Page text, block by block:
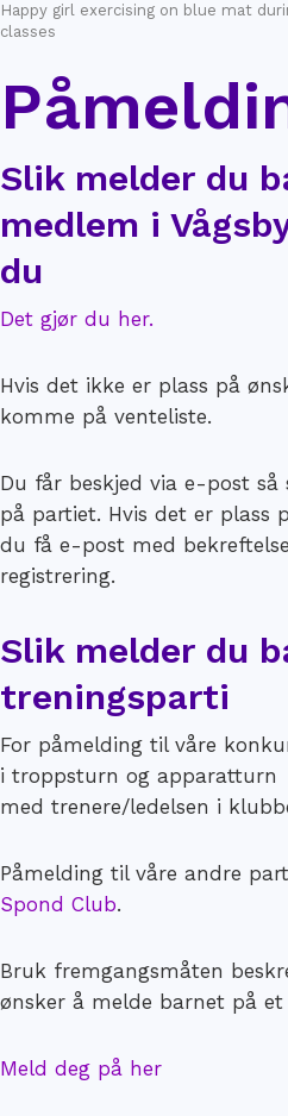
Happy girl exercising on blue mat
classes
Slik melder du
medlem i
du
Det gjør du her.
Hvis det ikke er plass på
komme på venteliste.
Du får beskjed via e-post
på partiet. Hvis det er plass
du få e-post med
registrering.
Slik melder du
treningsparti
For påmelding til våre
i troppsturn og
med trenere/ledelsen i
Påmelding til våre andre
Spond Club.
Bruk fremgangsmåten
ønsker å melde barnet på et
Meld deg på her